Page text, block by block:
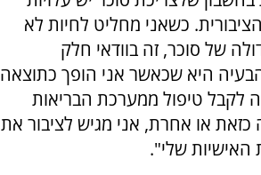
כשאני מחליט לחיות לא
של סוכר, זה בוודאי חלק
היא שכאשר אני הופך כתוצאה
לקבל טיפול ממערכת הבריאות
כזאת או אחרת, אני מגיש לציבור את
האישיות שלי".